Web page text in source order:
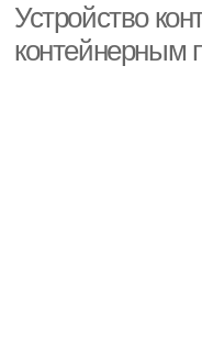
Устройство
контейнерным